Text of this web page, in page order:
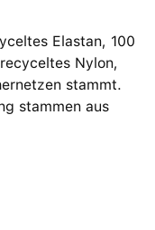
Elastan, 100
Nylon,
stammt.
stammen aus